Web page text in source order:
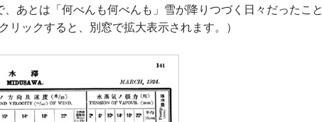
あとは「何べんも何べんも」雪が降りつづく日々だったこと
リックすると、別窓で拡大表示されます。）